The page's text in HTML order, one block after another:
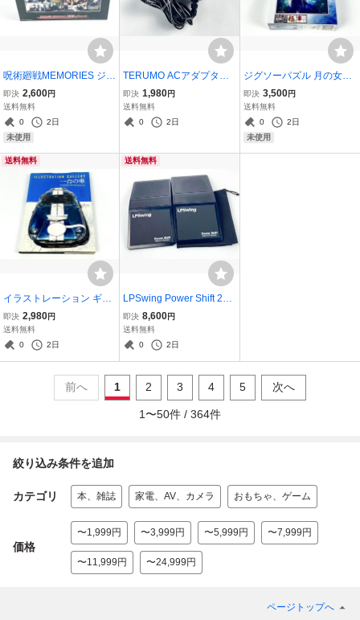
呪術廻戦MEMORIES ジグ
ソーパズル 1000ピース
未開封
即決 2,600円
送料無料
0
2日
未使用
TERUMO ACアダプター
テルモ電子血圧計 専用充
電器 通電確認済み
即決 1,980円
送料無料
0
2日
ジグソーパズル 月の女神
深泉万葉 1000ピース Arte
mis
即決 3,500円
送料無料
0
2日
未使用
送料無料
イラストレーション ギャ
ラリー 一台の車 トップイ
ラストレーター7人のカー
ロマン
即決 2,980円
送料無料
0
2日
送料無料
LPSwing Power Shift 2個
セット ゴルフ 練習 トレー
ニング パワーシフト
即決 8,600円
送料無料
0
2日
前へ 1 2 3 4 5 次へ
1 〜50件 / 364件
絞り込み条件を追加
カテゴリ 本、雑誌 家電、AV、カメラ おもちゃ、ゲーム
価格
〜1,999円 〜3,999円 〜5,999円 〜7,999円
〜11,999円 〜24,999円
ページトップへ